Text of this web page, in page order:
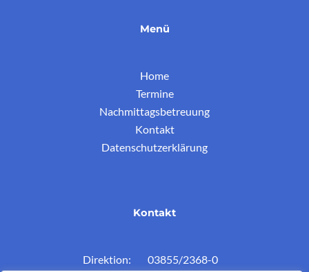
Menü
Home
Termine
Nachmittagsbetreuung
Kontakt
Datenschutzerklärung
Kontakt
Direktion: 03855/2368-0